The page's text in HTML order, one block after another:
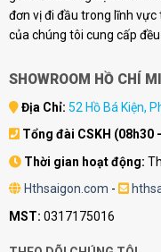
đơn vị đi đầu trong lĩnh
của chúng tôi cung cấp
SHOWROOM HỒ CHÍ
Địa Chỉ: 52 Hồ Bá Kiện,
Tổng đài CSKH (08h30
Thời gian hoạt động:
Hthsaigon.com -
MST: 0317175016